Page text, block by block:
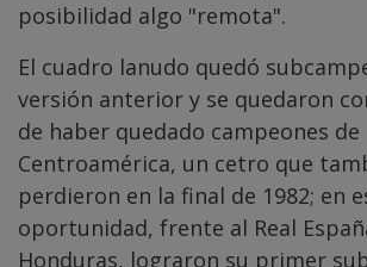
posibilidad algo "remota".
El cuadro lanudo quedó
versión anterior y se quedaron
de haber quedado campeones de
Centroamérica, un cetro que
perdieron en la final de 1982; en
oportunidad, frente al Real
Honduras, lograron su primer